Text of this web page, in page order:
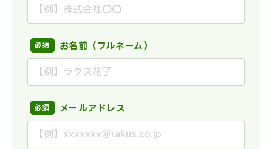
お名前（フルネーム）
メールアドレス